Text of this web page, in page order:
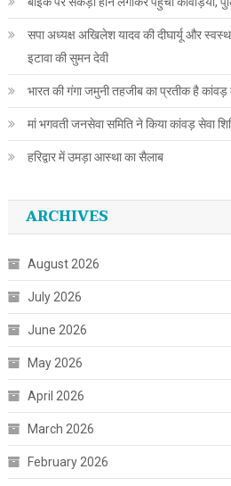
सपा अध्यक्ष अखिलेश यादव की दीघार्यू और
इटावा की सुमन देवी
भारत की गंगा जमुनी तहजीब का प्रतीक है
मां भगवती जनसेवा समिति ने किया कांवड़ सेवा
हरिद्वार में उमड़ा आस्था का सैलाब
ARCHIVES
August 2026
July 2026
June 2026
May 2026
April 2026
March 2026
February 2026